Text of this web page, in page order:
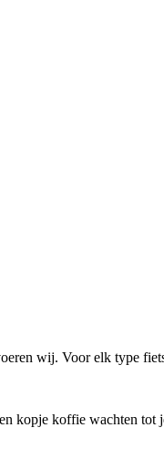
wij. Voor elk type
kopje koffie wachten